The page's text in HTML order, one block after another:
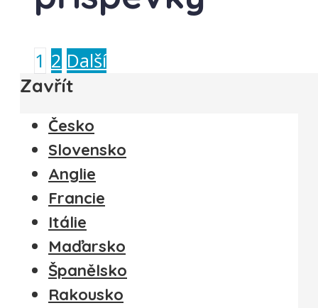
1 2 Další
Zavřít
Česko
Slovensko
Anglie
Francie
Itálie
Maďarsko
Španělsko
Rakousko